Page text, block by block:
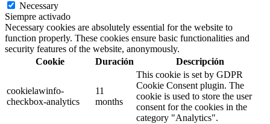
Necessary
Siempre activado
Necessary cookies are absolutely essential for the website to
function properly. These cookies ensure basic functionalities and
security features of the website, anonymously.
Cookie
Duración Descripción
cookielawinfo-
checkbox-analytics
11
months
This cookie is set by GDPR
Cookie Consent plugin. The
cookie is used to store the user
consent for the cookies in the
category "Analytics".